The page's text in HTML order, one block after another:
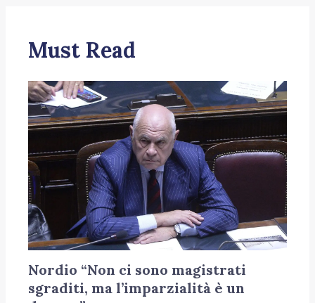
Must Read
Nordio “Non ci sono magistrati
sgraditi, ma l’imparzialità è un